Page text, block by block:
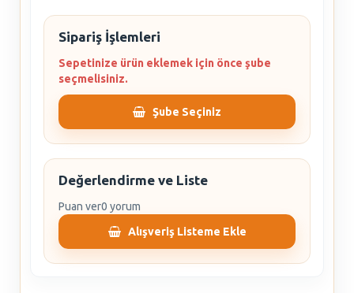
Sipariş İşlemleri
Sepetinize ürün eklemek için önce şube
seçmelisiniz.
Şube Seçiniz
Değerlendirme ve Liste
Puan ver0 yorum
Alışveriş Listeme Ekle